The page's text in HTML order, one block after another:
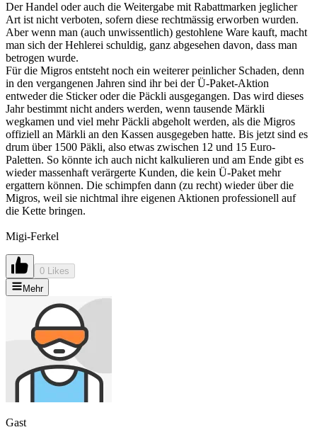
Der Handel oder auch die Weitergabe mit Rabattmarken jeglicher
Art ist nicht verboten, sofern diese rechtmässig erworben wurden.
Aber wenn man (auch unwissentlich) gestohlene Ware kauft, macht
man sich der Hehlerei schuldig, ganz abgesehen davon, dass man
betrogen wurde.
Für die Migros entsteht noch ein weiterer peinlicher Schaden, denn
in den vergangenen Jahren sind ihr bei der Ü-Paket-Aktion
entweder die Sticker oder die Päckli ausgegangen. Das wird dieses
Jahr bestimmt nicht anders werden, wenn tausende Märkli
wegkamen und viel mehr Päckli abgeholt werden, als die Migros
offiziell an Märkli an den Kassen ausgegeben hatte. Bis jetzt sind es
drum über 1500 Päkli, also etwas zwischen 12 und 15 Euro-
Paletten. So könnte ich auch nicht kalkulieren und am Ende gibt es
wieder massenhaft verärgerte Kunden, die kein Ü-Paket mehr
ergattern können. Die schimpfen dann (zu recht) wieder über die
Migros, weil sie nichtmal ihre eigenen Aktionen professionell auf
die Kette bringen.
Migi-Ferkel
0 Likes
Mehr
Gast